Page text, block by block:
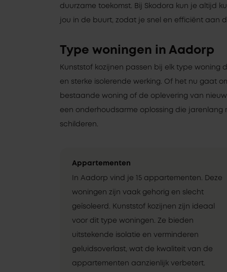
duurzame toekomst. Bij Skodora kun je altijd
jou in de buurt, zodat je snel en efficiënt aan
Type woningen in Aadorp
Kunststof kozijnen passen bij elk type woning
en sterke isolerende werking. Of het nu gaat
bestaande woning of de oplevering van
een onderhoudsarme oplossing die
schilderen.
Appartementen
In Aadorp vind je 15 appartementen. Deze
woningen zijn vaak gehorig en slecht
geïsoleerd. Kunststof kozijnen zijn ideaal
voor dit type woningen. Ze bieden
uitstekende isolatie en verminderen
geluidsoverlast, wat de kwaliteit van de
appartementen aanzienlijk verbetert.